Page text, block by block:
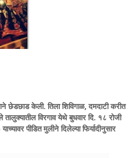
छेडछाड केली. तिला शिविगाळ, दमदाटी करीत
विरगाव येथे बुधवार दि. १८ रोजी
पीडित मुलीने दिलेल्या फिर्यादीनुसार